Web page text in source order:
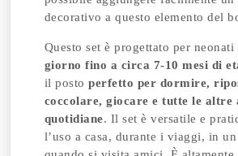
decorativo a questo elemento del
Questo set è progettato per neonati
giorno fino a circa 7-10 mesi di
il postoperfetto per dormire,
coccolare, giocare e tutte le altre
quotidiane. Il set è versatile e
l’uso a casa, durante i viaggi, in